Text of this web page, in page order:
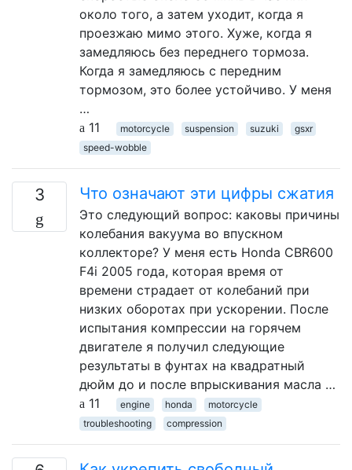
около того, а затем уходит, когда я
проезжаю мимо этого. Хуже, когда я
замедляюсь без переднего тормоза.
Когда я замедляюсь с передним
тормозом, это более устойчиво. У меня
…
11
motorcycle suspension suzuki
gsxr
speed-wobble
3 Что означают эти цифры сжатия
Это следующий вопрос: каковы причины
колебания вакуума во впускном
коллекторе? У меня есть Honda CBR600
F4i 2005 года, которая время от
времени страдает от колебаний при
низких оборотах при ускорении. После
испытания компрессии на горячем
двигателе я получил следующие
результаты в фунтах на квадратный
дюйм до и после впрыскивания масла …
11
engine honda
motorcycle
troubleshooting
compression